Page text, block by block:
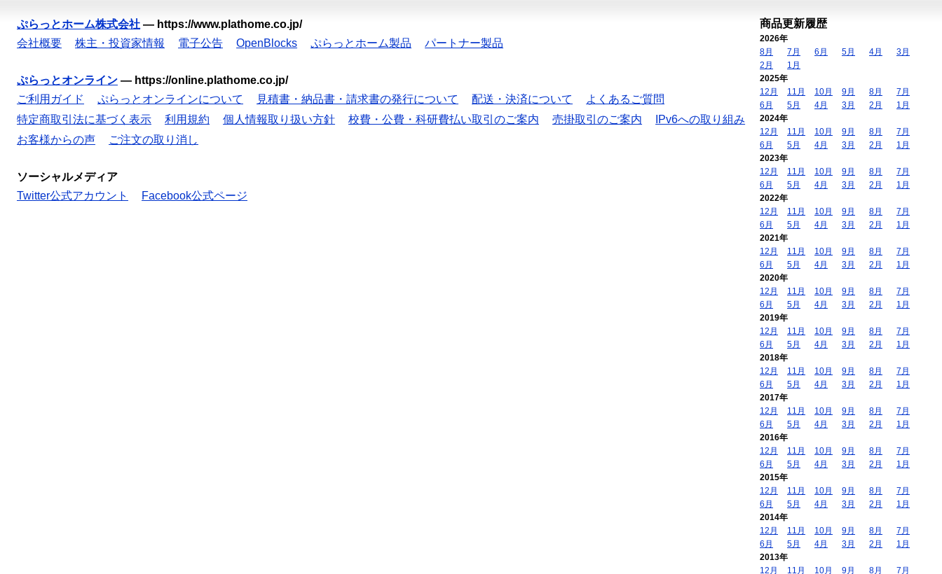
ぷらっとホーム株式会社 — https://www.plathome.co.jp/
会社概要
株主・投資家情報 電子公告 OpenBlocks ぷらっとホーム製品 パートナー製品
ぷらっとオンライン — https://online.plathome.co.jp/
ご利用ガイド
ぷらっとオンラインについて 見積書・納品書・請求書の発行について 配送・決済について
よくあるご質問
特定商取引法に基づく表示
利用規約 個人情報取り扱い方針 校費・公費・科研費払い取引のご案内 売掛取引のご案内
IPv6への取り組み
お客様からの声
ご注文の取り消し
ソーシャルメディア
Twitter公式アカウント
Facebook公式ページ
商品更新履歴
2026年
8月
7月 6月 5月 4月
3月
2月
1月
2025年
12月
11月 10月 9月 8月
7月
6月
5月 4月 3月 2月
1月
2024年
12月
11月 10月 9月 8月
7月
6月
5月 4月 3月 2月
1月
2023年
12月
11月 10月 9月 8月
7月
6月
5月 4月 3月 2月
1月
2022年
12月
11月 10月 9月 8月
7月
6月
5月 4月 3月 2月
1月
2021年
12月
11月 10月 9月 8月
7月
6月
5月 4月 3月 2月
1月
2020年
12月
11月 10月 9月 8月
7月
6月
5月 4月 3月 2月
1月
2019年
12月
11月 10月 9月 8月
7月
6月
5月 4月 3月 2月
1月
2018年
12月
11月 10月 9月 8月
7月
6月
5月 4月 3月 2月
1月
2017年
12月
11月 10月 9月 8月
7月
6月
5月 4月 3月 2月
1月
2016年
12月
11月 10月 9月 8月
7月
6月
5月 4月 3月 2月
1月
2015年
12月
11月 10月 9月 8月
7月
6月
5月 4月 3月 2月
1月
2014年
12月
11月 10月 9月 8月
7月
6月
5月 4月 3月 2月
1月
2013年
12月
11月 10月 9月 8月 7月